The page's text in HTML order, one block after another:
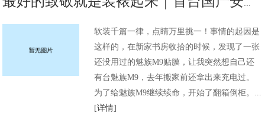
软装千篇一律，点睛万里挑一！事情的起因是
这样的，在新家书房收拾的时候，发现了一张
还没用过的魅族M9贴膜，让我突然想自己还
有台魅族M9，去年搬家前还拿出来充电过。
为了给魅族M9继续续命，开始了翻箱倒柜。...
[详情]